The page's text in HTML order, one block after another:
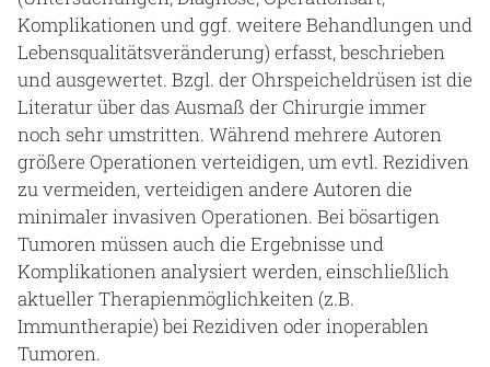
Komplikationen und ggf. weitere Behandlungen und
Lebensqualitätsveränderung) erfasst, beschrieben
und ausgewertet. Bzgl. der Ohrspeicheldrüsen ist die
Literatur über das Ausmaß der Chirurgie immer
noch sehr umstritten. Während mehrere Autoren
größere Operationen verteidigen, um evtl. Rezidiven
zu vermeiden, verteidigen andere Autoren die
minimaler invasiven Operationen. Bei bösartigen
Tumoren müssen auch die Ergebnisse und
Komplikationen analysiert werden, einschließlich
aktueller Therapienmöglichkeiten (z.B.
Immuntherapie) bei Rezidiven oder inoperablen
Tumoren.